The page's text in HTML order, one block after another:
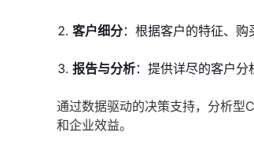
客户细分：根据客户的特征、
报告与分析：提供详尽的客户分
通过数据驱动的决策支持，分析型
和企业效益。